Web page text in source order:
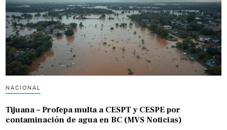
NACIONAL
Tijuana – Profepa multa a CESPT y CESPE por
contaminación de agua en BC (MVS Noticias)